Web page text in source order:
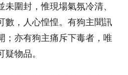
圍封，惟現場氣氛冷清、
數，人心惶惶。有狗主聞訊
；亦有狗主痛斥下毒者，唯
物品。